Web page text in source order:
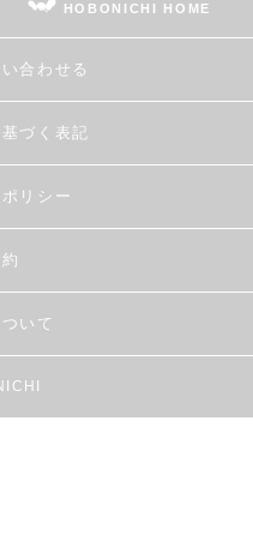
HOBONICHI HOME
合わせる
づく表記
リシー
いて